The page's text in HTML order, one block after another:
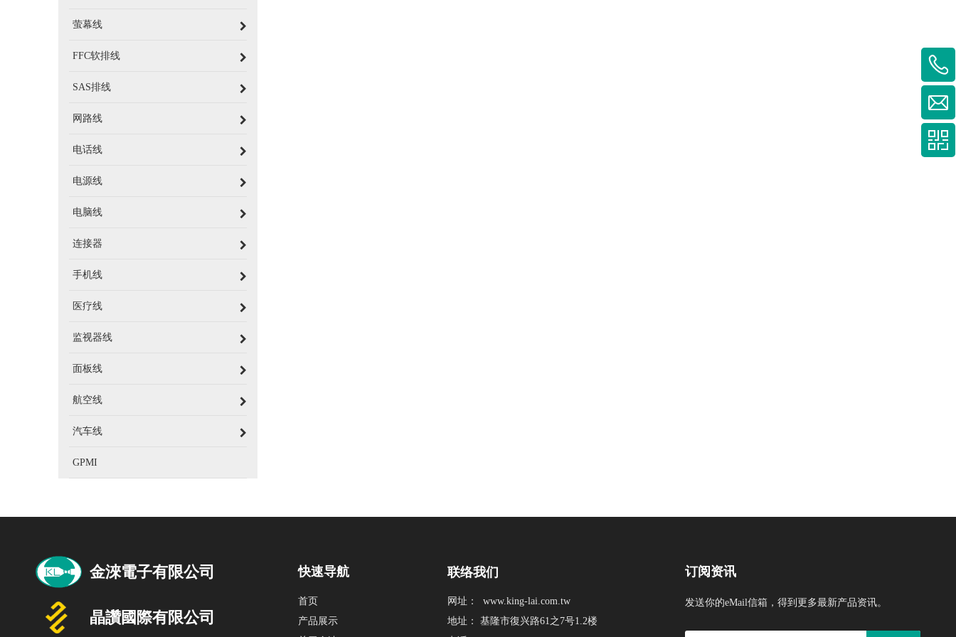
萤幕线
FFC软排线
SAS排线
网路线
电话线
电源线
电脑线
连接器
手机线
医疗线
监视器线
面板线
航空线
汽车线
GPMI
快速导航
首页
产品展示
联络我们
网址：www.king-lai.com.tw
地址： 基隆市復兴路61之7号1.2楼
订阅资讯
发送你的eMail信箱，得到更多最新产品资讯。